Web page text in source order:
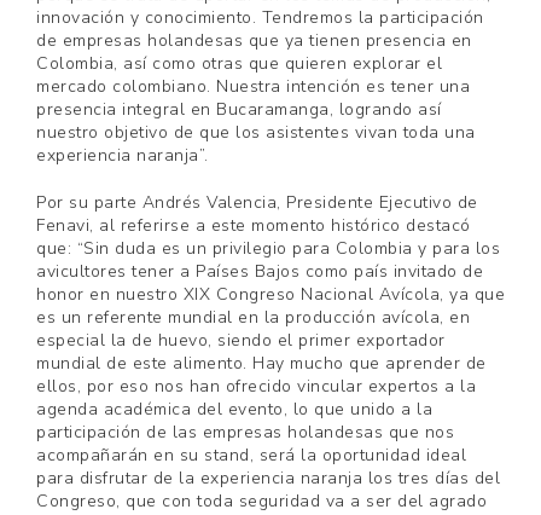
innovación y conocimiento. Tendremos la participación
de empresas holandesas que ya tienen presencia en
Colombia, así como otras que quieren explorar el
mercado colombiano. Nuestra intención es tener una
presencia integral en Bucaramanga, logrando así
nuestro objetivo de que los asistentes vivan toda una
experiencia naranja”.
Por su parte Andrés Valencia, Presidente Ejecutivo de
Fenavi, al referirse a este momento histórico destacó
que: “Sin duda es un privilegio para Colombia y para los
avicultores tener a Países Bajos como país invitado de
honor en nuestro XIX Congreso Nacional Avícola, ya que
es un referente mundial en la producción avícola, en
especial la de huevo, siendo el primer exportador
mundial de este alimento. Hay mucho que aprender de
ellos, por eso nos han ofrecido vincular expertos a la
agenda académica del evento, lo que unido a la
participación de las empresas holandesas que nos
acompañarán en su stand, será la oportunidad ideal
para disfrutar de la experiencia naranja los tres días del
Congreso, que con toda seguridad va a ser del agrado